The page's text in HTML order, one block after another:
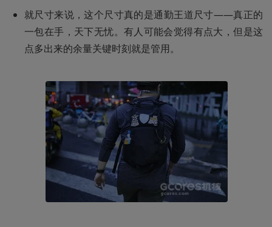
就尺寸来说，这个尺寸真的是通勤王道尺寸——真正的
一包在手，天下无忧。有人可能会觉得有点大，但是这
点多出来的余量关键时刻就是管用。